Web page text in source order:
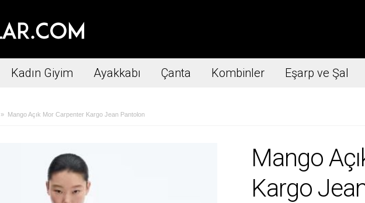
Kadın Giyim Ayakkabı Çanta Kombinler Eşarp ve Şal
» Mango Açık Mor Carpenter Kargo Jean Pantolon
Mango
Kargo